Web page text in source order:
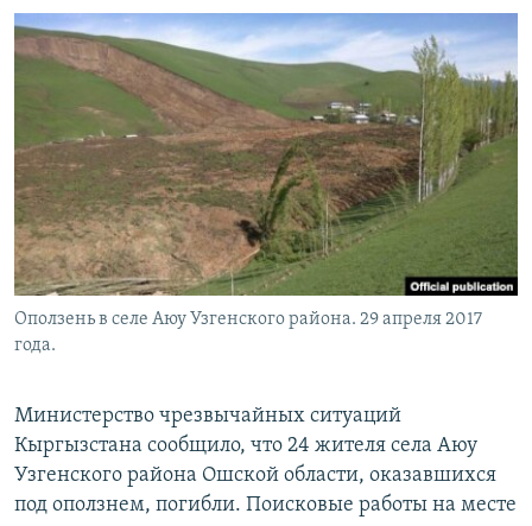
поискуЎЗБЕКЧА
ТОҶИКӢ
TÜRKMENÇE
Все сайты РСЕ/РС
Оползень в селе Аюу Узгенского района. 29 апреля 2017
года.
Министерство чрезвычайных ситуаций
Кыргызстана сообщило, что 24 жителя села Аюу
Узгенского района Ошской области, оказавшихся
под оползнем, погибли. Поисковые работы на месте